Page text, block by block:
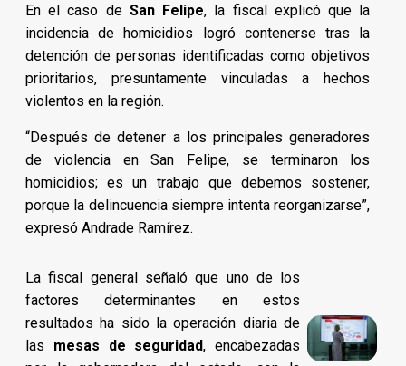
En el caso de San Felipe, la fiscal explicó que la
incidencia de homicidios logró contenerse tras la
detención de personas identificadas como objetivos
prioritarios, presuntamente vinculadas a hechos
violentos en la región.
“Después de detener a los principales generadores
de violencia en San Felipe, se terminaron los
homicidios; es un trabajo que debemos sostener,
porque la delincuencia siempre intenta reorganizarse”,
expresó Andrade Ramírez.
La fiscal general señaló que uno de los
factores determinantes en estos
resultados ha sido la operación diaria de
las mesas de seguridad, encabezadas